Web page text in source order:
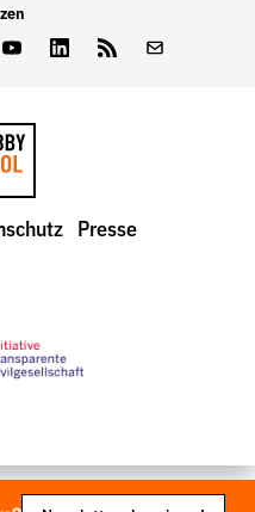
YoutubeLinkedInFeed
Presse